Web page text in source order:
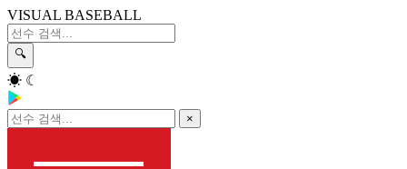
VISUAL BASEBALL
🔍
☀ ☾
×